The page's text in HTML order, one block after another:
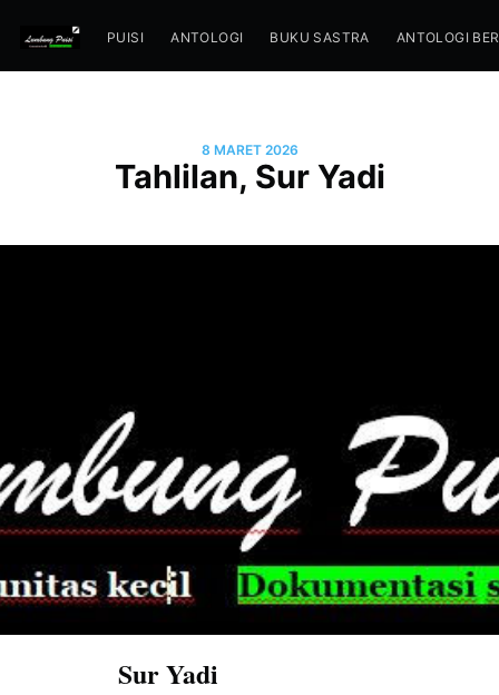
PUISI ANTOLOGI BUKU SASTRA ANTOLOGI
8 MARET 2026
Tahlilan, Sur Yadi
Sur Yadi